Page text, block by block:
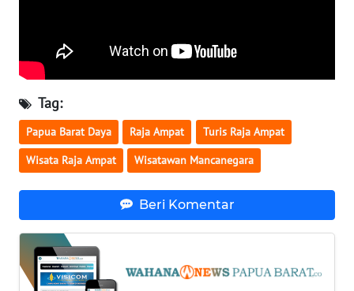
Tag:
Papua Barat Daya Raja Ampat Turis Raja Ampat
Wisata Raja Ampat Wisatawan Mancanegara
Beri Komentar
WN
WN
DANAU
TOBA
NIAS
WN
LANGKAT